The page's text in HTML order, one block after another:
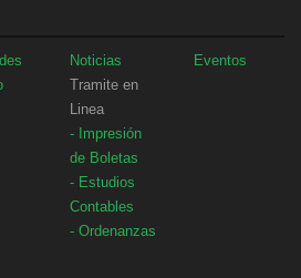
Noticias
Eventos
Tramite en
Linea
- Impresión
de Boletas
- Estudios
Contables
- Ordenanzas